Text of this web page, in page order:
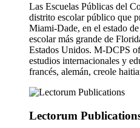
Las Escuelas Públicas del
distrito escolar público que
Miami-Dade, en el estado
escolar más grande de
Estados Unidos. M-DCPS
estudios internacionales y
francés, alemán, creole
Lectorum